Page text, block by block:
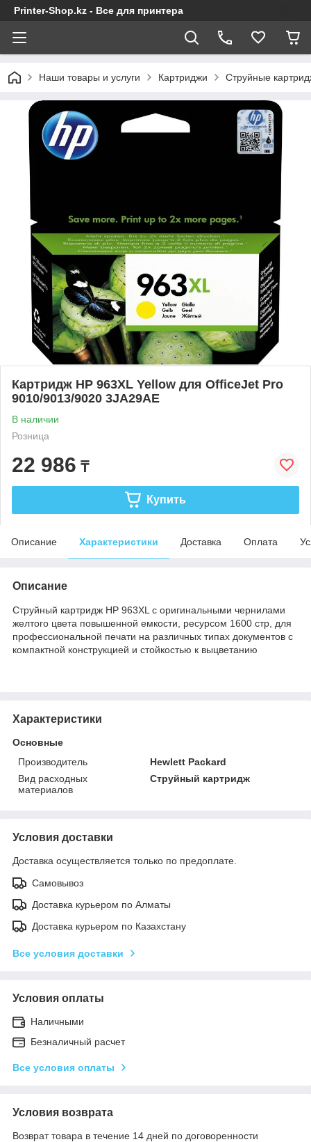
Printer-Shop.kz - Все для принтера
Наши товары и услуги Картриджи Струйные
Картридж HP 963XL Yellow для OfficeJet Pro
9010/9013/9020 3JA29AE
В наличии
Розница
22 986 ₸
Купить
Описание Характеристики Доставка Оплата
Описание
Струйный картридж HP 963XL с оригинальными чернилами
желтого цвета повышенной емкости, ресурсом 1600 стр, для
профессиональной печати на различных типах документов с
компактной конструкцией и стойкостью к выцветанию
Характеристики
Основные
Производитель
Hewlett Packard
Вид расходных
материалов
Струйный картридж
Условия доставки
Доставка осуществляется только по предоплате.
Самовывоз
Доставка курьером по Алматы
Доставка курьером по Казахстану
Все условия доставки
Условия оплаты
Наличными
Безналичный расчет
Все условия оплаты
Условия возврата
Возврат товара в течение 14 дней по договоренности